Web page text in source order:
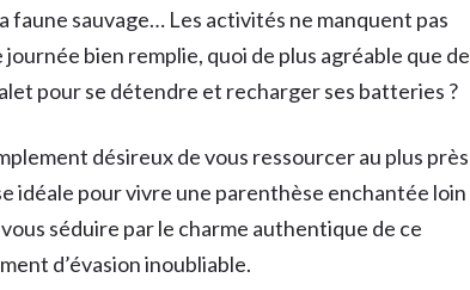
faune sauvage… Les activités ne manquent pas
bien remplie, quoi de plus agréable que de
pour se détendre et recharger ses batteries ?
désireux de vous ressourcer au plus près
idéale pour vivre une parenthèse enchantée loin
séduire par le charme authentique de ce
d’évasion inoubliable.